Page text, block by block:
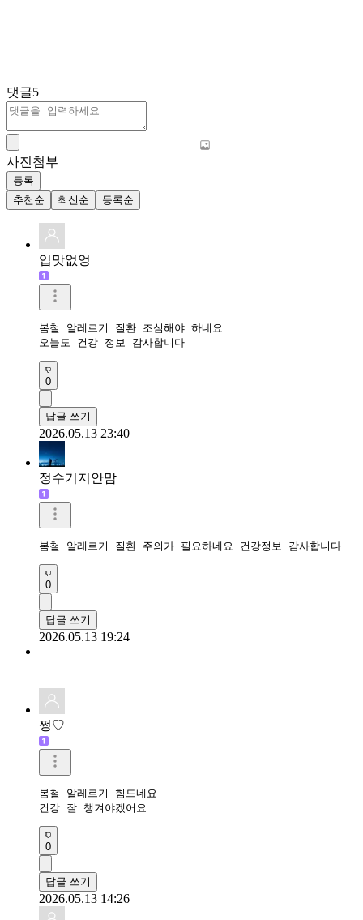
댓글5
사진첨부
등록
추천순
최신순 등록순
입맛없엉
봄철 알레르기 질환 조심해야 하네요
오늘도 건강 정보 감사합니다
0
답글 쓰기
2026.05.13 23:40
정수기지안맘
봄철 알레르기 질환 주의가 필요하네요 건강정보 감사합니다
0
답글 쓰기
2026.05.13 19:24
쩡♡
봄철 알레르기 힘드네요
건강 잘 챙겨야겠어요
0
답글 쓰기
2026.05.13 14:26